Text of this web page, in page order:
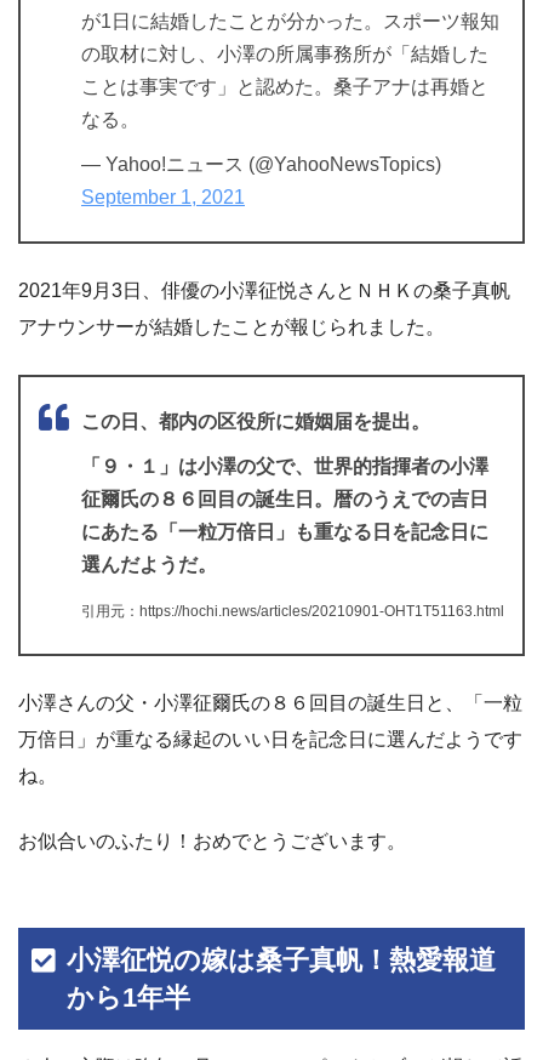
が1日に結婚したことが分かった。スポーツ報知
の取材に対し、小澤の所属事務所が「結婚した
ことは事実です」と認めた。桑子アナは再婚と
なる。
— Yahoo!ニュース (@YahooNewsTopics)
September 1, 2021
2021年9月3日、俳優の小澤征悦さんとＮＨＫの桑子真帆
アナウンサーが結婚したことが報じられました。
この日、都内の区役所に婚姻届を提出。
「９・１」は小澤の父で、世界的指揮者の小澤
征爾氏の８６回目の誕生日。暦のうえでの吉日
にあたる「一粒万倍日」も重なる日を記念日に
選んだようだ。
引用元：https://hochi.news/articles/20210901-OHT1T51163.html
小澤さんの父・小澤征爾氏の８６回目の誕生日と、「一粒
万倍日」が重なる縁起のいい日を記念日に選んだようです
ね。
お似合いのふたり！おめでとうございます。
小澤征悦の嫁は桑子真帆！熱愛報道
から1年半